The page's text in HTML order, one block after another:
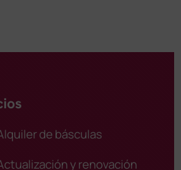
de básculas
y renovación